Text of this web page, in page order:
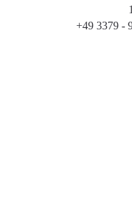
+49 3379 -